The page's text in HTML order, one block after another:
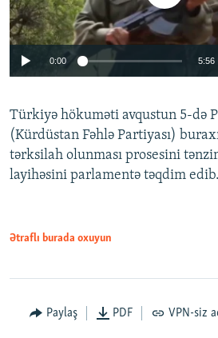
Auto 240p 360p
720p 1080p
0:00 5:56
Türkiyə hökuməti avqustun 5-də
(Kürdüstan Fəhlə Partiyası)
tərksilah olunması prosesini
layihəsini parlamentə təqdim edib.
Ətraflı burada oxuyun
Paylaş PDF VPN-siz